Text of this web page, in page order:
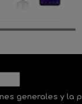
generales y la